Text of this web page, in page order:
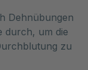
Dehnübungen
durch, um die
zu